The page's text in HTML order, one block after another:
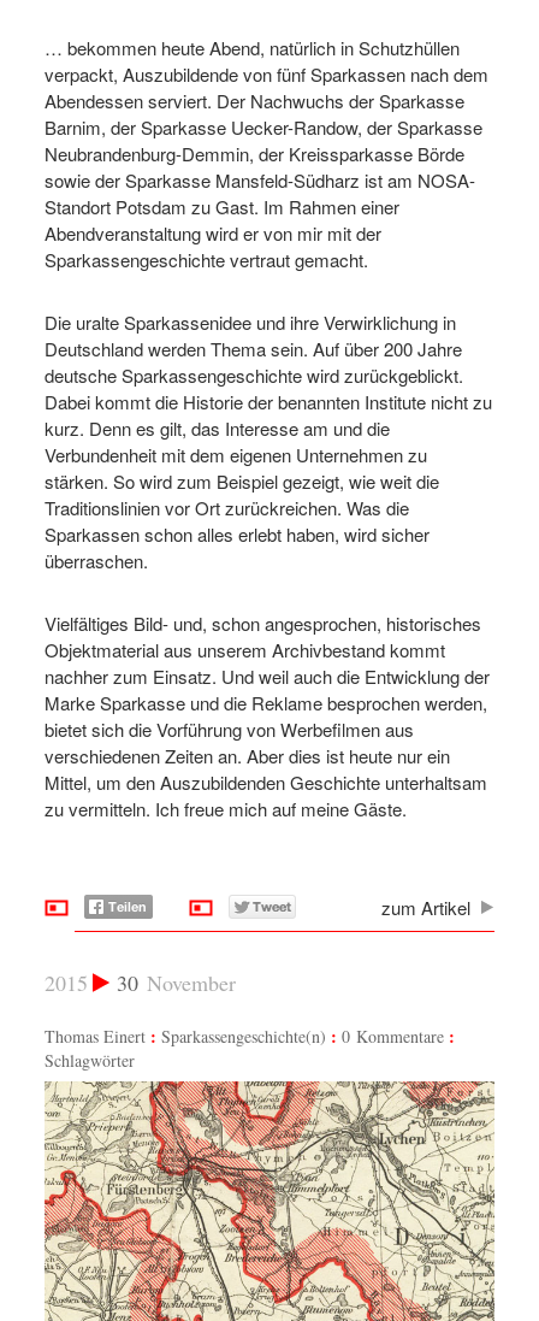
… bekommen heute Abend, natürlich in Schutzhüllen
verpackt, Auszubildende von fünf Sparkassen nach dem
Abendessen serviert. Der Nachwuchs der Sparkasse
Barnim, der Sparkasse Uecker-Randow, der Sparkasse
Neubrandenburg-Demmin, der Kreissparkasse Börde
sowie der Sparkasse Mansfeld-Südharz ist am NOSA-
Standort Potsdam zu Gast. Im Rahmen einer
Abendveranstaltung wird er von mir mit der
Sparkassengeschichte vertraut gemacht.
Die uralte Sparkassenidee und ihre Verwirklichung in
Deutschland werden Thema sein. Auf über 200 Jahre
deutsche Sparkassengeschichte wird zurückgeblickt.
Dabei kommt die Historie der benannten Institute nicht zu
kurz. Denn es gilt, das Interesse am und die
Verbundenheit mit dem eigenen Unternehmen zu
stärken. So wird zum Beispiel gezeigt, wie weit die
Traditionslinien vor Ort zurückreichen. Was die
Sparkassen schon alles erlebt haben, wird sicher
überraschen.
Vielfältiges Bild- und, schon angesprochen, historisches
Objektmaterial aus unserem Archivbestand kommt
nachher zum Einsatz. Und weil auch die Entwicklung der
Marke Sparkasse und die Reklame besprochen werden,
bietet sich die Vorführung von Werbefilmen aus
verschiedenen Zeiten an. Aber dies ist heute nur ein
Mittel, um den Auszubildenden Geschichte unterhaltsam
zu vermitteln. Ich freue mich auf meine Gäste.
zum Artikel
30 November
2015
Thomas Einert Sparkassengeschichte(n)
0 Kommentare
Schlagwörter